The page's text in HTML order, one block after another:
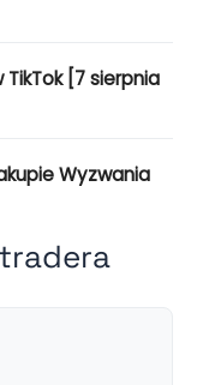
TikTok [7 sierpnia
Wyzwania